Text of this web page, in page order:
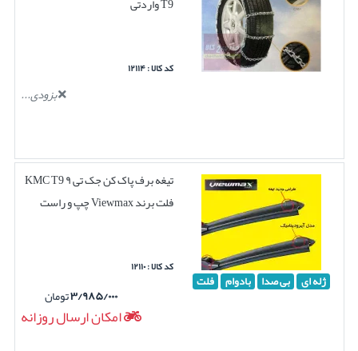
کد کالا : ۱۲۱۱۴
بزودی...
ژله ای بی صدا بادوام فلت
تیغه برف پاک کن جک تی ۹ KMC T9
فلت برند Viewmax چپ و راست
کد کالا : ۱۲۱۱۰
۳/۹۸۵/۰۰۰تومان
امکان ارسال روزانه